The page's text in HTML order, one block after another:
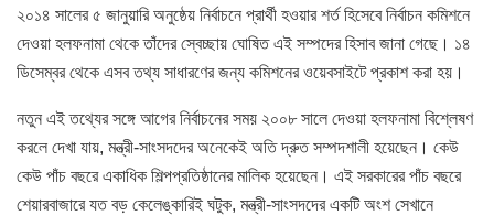
২০১৪ সালের ৫ জানুয়ারি অনুষ্ঠেয় নির্বাচনে প্রার্থী হওয়ার শর্ত হিসেবে নির্বাচন কমিশনে
দেওয়া হলফনামা থেকে তাঁদের স্বেচ্ছায় ঘোষিত এই সম্পদের হিসাব জানা গেছে। ১৪
ডিসেম্বর থেকে এসব তথ্য সাধারণের জন্য কমিশনের ওয়েবসাইটে প্রকাশ করা হয়।
নতুন এই তথ্যের সঙ্গে আগের নির্বাচনের সময় ২০০৮ সালে দেওয়া হলফনামা বিশ্লেষণ
করলে দেখা যায়, মন্ত্রী-সাংসদদের অনেকেই অতি দ্রুত সম্পদশালী হয়েছেন। কেউ
কেউ পাঁচ বছরে একাধিক শিল্পপ্রতিষ্ঠানের মালিক হয়েছেন। এই সরকারের পাঁচ বছরে
শেয়ারবাজারে যত বড় কেলেঙ্কারিই ঘটুক, মন্ত্রী-সাংসদদের একটি অংশ সেখানে